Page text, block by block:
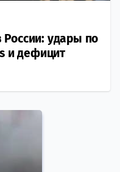
России: удары по
и дефицит